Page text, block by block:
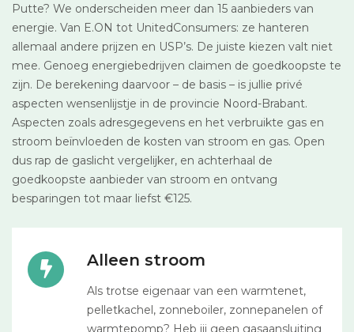
Putte? We onderscheiden meer dan 15 aanbieders van
energie. Van E.ON tot UnitedConsumers: ze hanteren
allemaal andere prijzen en USP’s. De juiste kiezen valt niet
mee. Genoeg energiebedrijven claimen de goedkoopste te
zijn. De berekening daarvoor – de basis – is jullie privé
aspecten wensenlijstje in de provincie Noord-Brabant.
Aspecten zoals adresgegevens en het verbruikte gas en
stroom beïnvloeden de kosten van stroom en gas. Open
dus rap de gaslicht vergelijker, en achterhaal de
goedkoopste aanbieder van stroom en ontvang
besparingen tot maar liefst €125.
Alleen stroom
Als trotse eigenaar van een warmtenet,
pelletkachel, zonneboiler, zonnepanelen of
warmtepomp? Heb jij geen gasaansluiting